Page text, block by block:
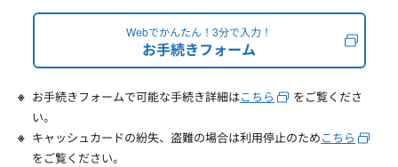
Webでかんたん！3分で入力！
お手続きフォーム
お手続きフォームで可能な手続き詳細はこちら
をご覧くださ
い。
キャッシュカードの紛失、盗難の場合は利用停止のためこちら
をご覧ください。